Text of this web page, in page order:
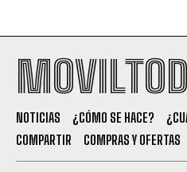
NOTICIAS ¿CÓMO SE HACE?
COMPARTIR
COMPRAS Y OFERTAS